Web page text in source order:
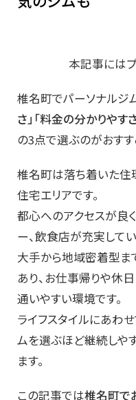
本記事には
椎名町でパーソナルジ
さ」「料金の分かりやす
の3点で選ぶのがおすす
椎名町は落ち着いた
住宅エリアです。
都心へのアクセスが良
ー、飲食店が充実してい
大手から地域密着型ま
あり、お仕事帰りや休
通いやすい環境です。
ライフスタイルにあわ
ムを選ぶほど継続しや
ます。
この記事では椎名町で